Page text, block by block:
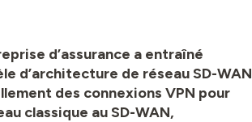
d’assurance a entraîné
d’architecture de réseau SD-WAN
des connexions VPN pour
classique au SD-WAN,